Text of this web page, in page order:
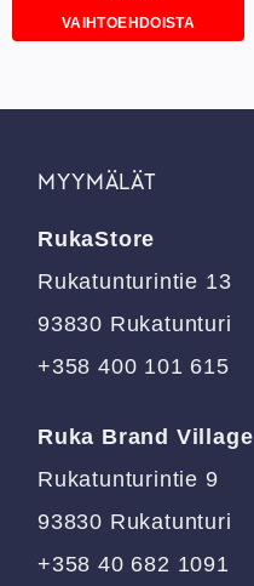
VAIHTOEHDOISTA
on
Voit
valinnat
sivulla.
MYYMÄLÄT
RukaStore
Rukatunturintie 13
93830 Rukatunturi
+358 400 101 615
Ruka Brand Village
Rukatunturintie 9
93830 Rukatunturi
+358 40 682 1091